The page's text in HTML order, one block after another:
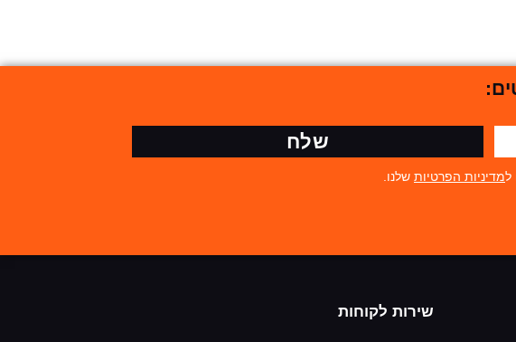
מדיניות הפרטיות שלנו.
שלח
שירות לקוחות